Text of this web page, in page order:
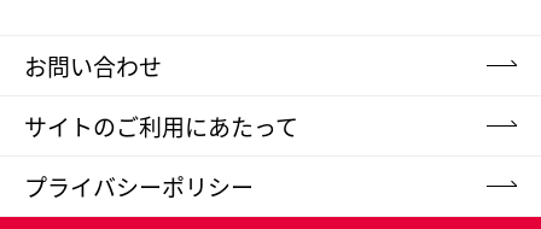
お問い合わせ
サイトのご利用にあたって
プライバシーポリシー